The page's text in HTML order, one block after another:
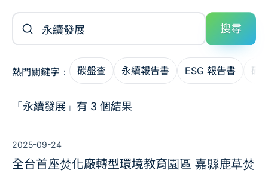
搜尋文章
搜尋
熱門關鍵字： 碳盤查 永續報告書 ESG 報告書 碳
「永續發展」有 3 個結果
2025-09-24
全台首座焚化廠轉型環境教育園區 嘉縣鹿草焚